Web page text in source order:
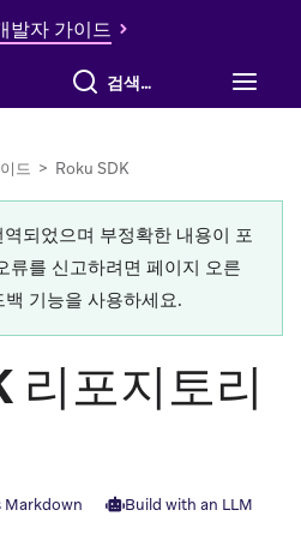
발자 가이드
전체 검색
드 > Roku SDK
되었으며 부정확한 내용이 포
류를 신고하려면 페이지 오른
기능을 사용하세요.
리포지토리
Markdown
Build with an LLM